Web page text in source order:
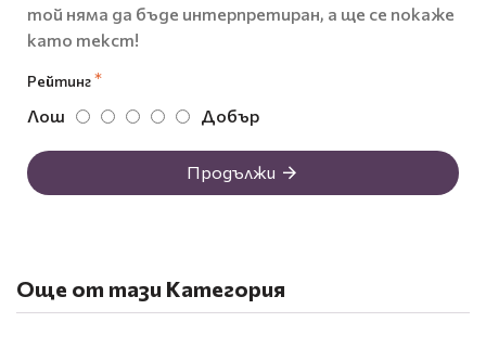
той няма да бъде интерпретиран, а ще се покаже
като текст!
Рейтинг
Лош Добър
Продължи
Още от тази Категория